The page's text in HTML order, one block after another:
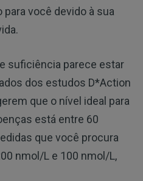
você devido à sua
suficiência parece estar
dos estudos D*Action
que o nível ideal para
está entre 60
que você procura
nmol/L e 100 nmol/L,